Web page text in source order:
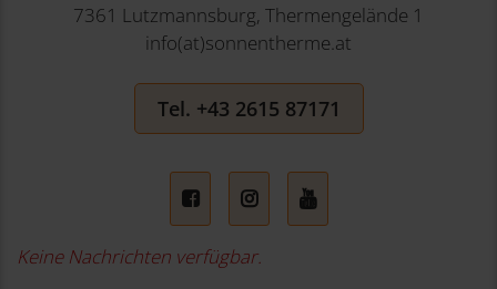
7361 Lutzmannsburg, Thermengelände 1
info(at)sonnentherme.at
Tel. +43 2615 87171
FacebookInstagramYouTube
Keine Nachrichten verfügbar.